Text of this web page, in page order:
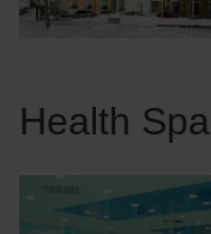
Health Spa